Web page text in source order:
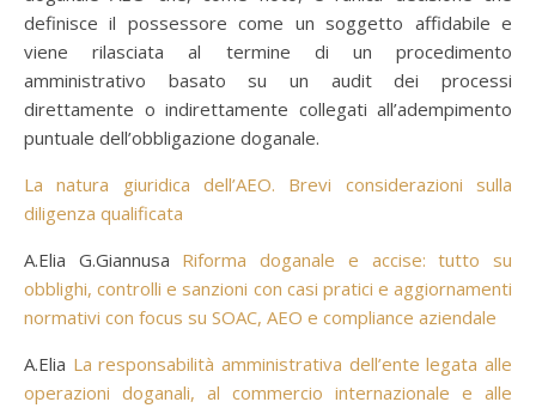
definisce il possessore come un soggetto affidabile e
viene rilasciata al termine di un procedimento
amministrativo basato su un audit dei processi
direttamente o indirettamente collegati all’adempimento
puntuale dell’obbligazione doganale.
La natura giuridica dell’AEO. Brevi considerazioni sulla
diligenza qualificata
A.Elia G.Giannusa Riforma doganale e accise: tutto su
obblighi, controlli e sanzioni con casi pratici e aggiornamenti
normativi con focus su SOAC, AEO e compliance aziendale
A.Elia La responsabilità amministrativa dell’ente legata alle
operazioni doganali, al commercio internazionale e alle